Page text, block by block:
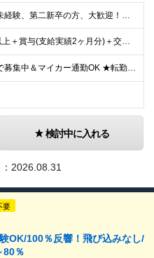
【職種・業界未経験、第二新卒の方、大歓迎！】 ■未経験OK ■学歴不問 ■普通自動車免許をお持ちの方（AT限定可） ≪こんな方にピッタリです！≫ ・未経験から「手に職」をつけて将来の安心を手に入れた
■月給26万円以上＋賞与(支給実績2ヶ月分)＋交通費 ★6月からはチームインセンティブも新たに導入予定！ ※スキル・経験を考慮の上、決定いたします ※上記には見込み残業代2万円以上（24時間分）を含
★横浜、大阪で募集中＆マイカー通勤OK ★転勤はありません ★希望の勤務地に配属します 【本社】 神奈川県横浜市戸塚区矢部町65 イェルコローレビル1F 【大阪オフィス】 大阪府大阪市北区池田町2
検討中に入れる
2026.08.31
要
OK/100％反響！飛び込みなし/
80％